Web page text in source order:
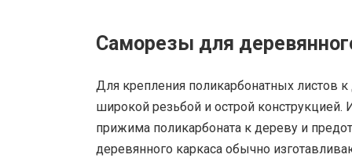
Саморезы для
Для крепления поликарбонатных листов
широкой резьбой и острой
прижима поликарбоната к дереву и
деревянного каркаса обычно